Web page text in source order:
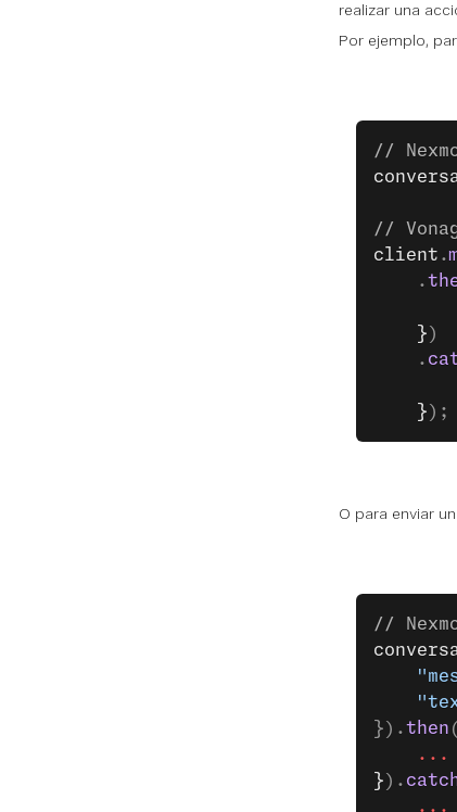
realizar una
Por ejemplo,
//
//
client .
    .
    }
)
    .
    }
);
O para enviar
//
}).then
    ...
} ).
    ...